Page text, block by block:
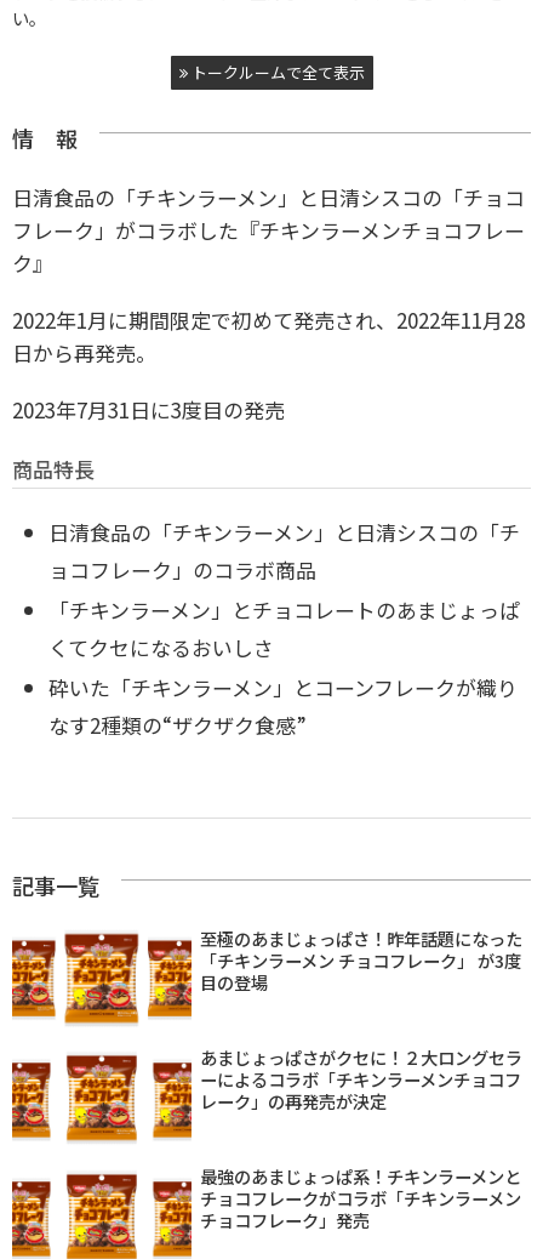
い。
トークルームで全て表示
情 報
日清食品の「チキンラーメン」と日清シスコの「チョコ
フレーク」がコラボした『チキンラーメンチョコフレー
ク』
2022年1月に期間限定で初めて発売され、2022年11月28
日から再発売。
2023年7月31日に3度目の発売
商品特長
日清食品の「チキンラーメン」と日清シスコの「チ
ョコフレーク」のコラボ商品
「チキンラーメン」とチョコレートのあまじょっぱ
くてクセになるおいしさ
砕いた「チキンラーメン」とコーンフレークが織り
なす2種類の“ザクザク食感”
記事一覧
至極のあまじょっぱさ！昨年話題になった
「チキンラーメン チョコフレーク」 が3度
目の登場
あまじょっぱさがクセに！２大ロングセラ
ーによるコラボ「チキンラーメンチョコフ
レーク」の再発売が決定
最強のあまじょっぱ系！チキンラーメンと
チョコフレークがコラボ「チキンラーメン
チョコフレーク」発売